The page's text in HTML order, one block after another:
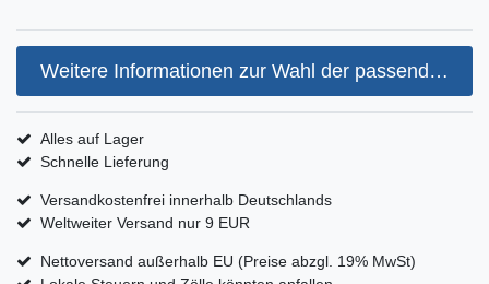
Weitere Informationen zur Wahl der passenden Armbandgröße
Alles auf Lager
Schnelle Lieferung
Versandkostenfrei innerhalb Deutschlands
Weltweiter Versand nur 9 EUR
Nettoversand außerhalb EU (Preise abzgl. 19% MwSt)